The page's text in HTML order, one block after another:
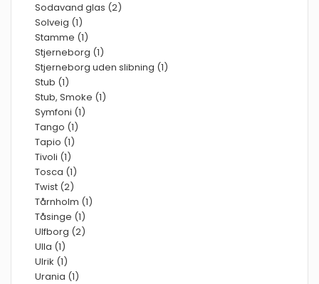
Sodavand glas (2)
Solveig (1)
Stamme (1)
Stjerneborg (1)
Stjerneborg uden slibning (1)
Stub (1)
Stub, Smoke (1)
Symfoni (1)
Tango (1)
Tapio (1)
Tivoli (1)
Tosca (1)
Twist (2)
Tårnholm (1)
Tåsinge (1)
Ulfborg (2)
Ulla (1)
Ulrik (1)
Urania (1)